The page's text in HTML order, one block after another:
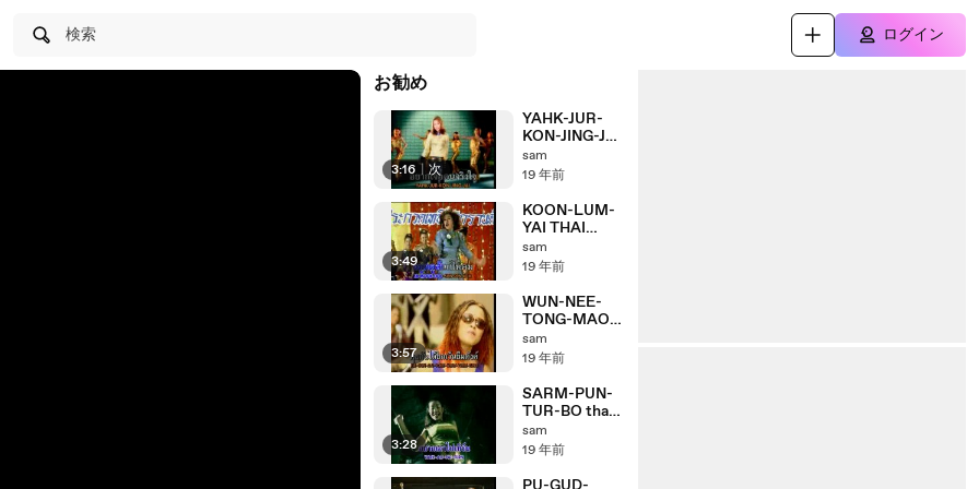
検索 ログイン
お勧め
3:16 | 次
YAHK-JUR-
KON-JING-JAI
THAI
KARAOKE
sam
19 年前
3:49
KOON-LUM-
YAI THAI
KARAOKE
sam
19 年前
3:57
WUN-NEE-
TONG-MAO
thai karaoke
sam
19 年前
3:28
SARM-PUN-
TUR-BO thai
karaoke
sam
19 年前